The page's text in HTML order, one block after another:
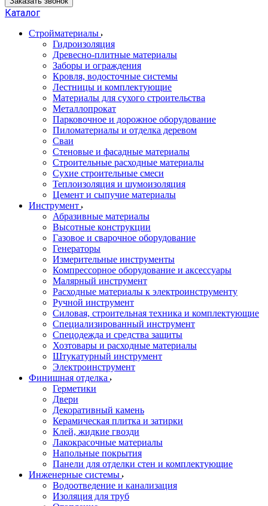
Каталог
Стройматериалы
Гидроизоляция
Древесно-плитные материалы
Заборы и ограждения
Кровля, водосточные системы
Лестницы и комплектующие
Материалы для сухого строительства
Металлопрокат
Парковочное и дорожное оборудование
Пиломатериалы и отделка деревом
Сваи
Стеновые и фасадные материалы
Строительные расходные материалы
Сухие строительные смеси
Теплоизоляция и шумоизоляция
Цемент и сыпучие материалы
Инструмент
Абразивные материалы
Высотные конструкции
Газовое и сварочное оборудование
Генераторы
Измерительные инструменты
Компрессорное оборудование и аксессуары
Малярный инструмент
Расходные материалы к электроинструменту
Ручной инструмент
Силовая, строительная техника и комплектующие
Специализированный инструмент
Спецодежда и средства защиты
Хозтовары и расходные материалы
Штукатурный инструмент
Электроинструмент
Финишная отделка
Герметики
Двери
Декоративный камень
Керамическая плитка и затирки
Клей, жидкие гвозди
Лакокрасочные материалы
Напольные покрытия
Панели для отделки стен и комплектующие
Инженерные системы
Водоотведение и канализация
Изоляция для труб